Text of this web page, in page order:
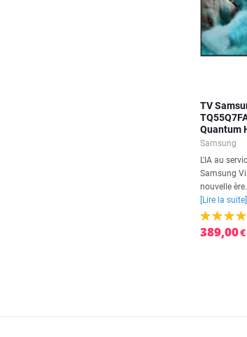
TV
Quantum
Samsung
L'IA au
Samsung
nouvelle
[Lire la suite]
389,00€